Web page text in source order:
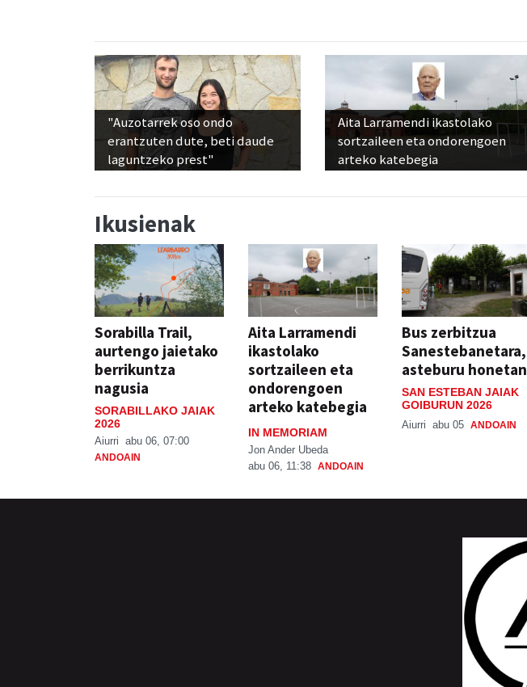
"Auzotarrek oso ondo
erantzuten dute, beti daude
laguntzeko prest"
Aita Larramendi ikastolako
sortzaileen eta ondorengoen
arteko katebegia
Ikusienak
Sorabilla Trail,
aurtengo jaietako
berrikuntza
nagusia
SORABILLAKO JAIAK
2026
Aiurri abu 06, 07:00
ANDOAIN
Aita Larramendi
ikastolako
sortzaileen eta
ondorengoen
arteko katebegia
IN MEMORIAM
Jon Ander Ubeda
abu 06, 11:38 ANDOAIN
Bus zerbitzua
Sanestebanetara,
asteburu honetan
SAN ESTEBAN JAIAK
GOIBURUN 2026
Aiurri abu 05 ANDOAIN